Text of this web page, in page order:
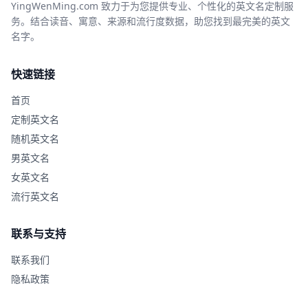
YingWenMing.com 致力于为您提供专业、个性化的英文名定制服
务。结合读音、寓意、来源和流行度数据，助您找到最完美的英文
名字。
快速链接
首页
定制英文名
随机英文名
男英文名
女英文名
流行英文名
联系与支持
联系我们
隐私政策